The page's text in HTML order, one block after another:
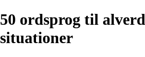
50 ordsprog til
situationer